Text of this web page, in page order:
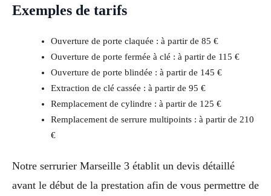
Exemples de tarifs
Ouverture de porte claquée : à partir de 85 €
Ouverture de porte fermée à clé : à partir de 115 €
Ouverture de porte blindée : à partir de 145 €
Extraction de clé cassée : à partir de 95 €
Remplacement de cylindre : à partir de 125 €
Remplacement de serrure multipoints : à partir de 210
€
Notre serrurier Marseille 3 établit un devis détaillé
avant le début de la prestation afin de vous permettre de